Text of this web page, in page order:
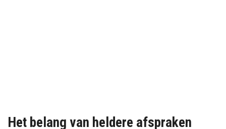
Het belang van heldere afspraken